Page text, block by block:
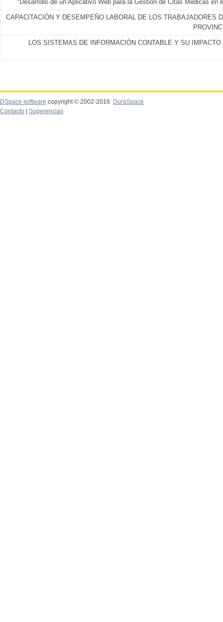
“Desarrollo de un Aplicativo Web para la Gestión de Citas Médicas en
CAPACITACIÓN Y DESEMPEÑO LABORAL DE LOS TRABAJADORES
LOS SISTEMAS DE INFORMACIÓN CONTABLE Y SU
DSpace software copyright © 2002-2016
DuraSpace
Contacto
Sugerencias